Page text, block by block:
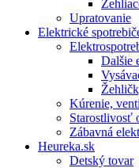
Upratovanie
Elektrické
Dalšie
Kúrenie,
Starostlivosť
Zábavná
Heureka.sk
Detský tovar